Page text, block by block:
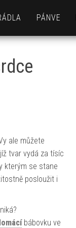
PÁNVE
ale můžete
tvar vydá za tísíc
kterým se stane
posloužit i
bábovku ve